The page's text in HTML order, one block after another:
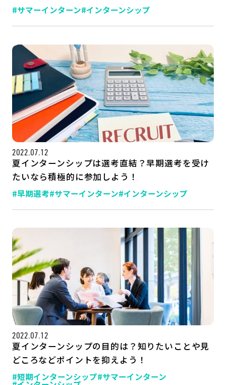
#サマーインターン#インターンシップ
2022.07.12
夏インターンシップは選考直結？早期選考を受け
たいなら積極的に参加しよう！
#早期選考#サマーインターン#インターンシップ
2022.07.12
夏インターンシップの目的は？知りたいことや見
どころなどポイントを抑えよう！
#短期インターンシップ#サマーインターン